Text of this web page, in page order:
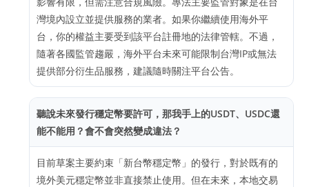
灣境內設立並提供服務的業者。如果你繼續使用海外平
台，你的權益主要受到該平台註冊地的法律管轄。不過，
隨著各國監管趨嚴，海外平台未來可能限制台灣IP或無法
提供部分衍生品服務，建議隨時關注平台公告。
聽說未來發行穩定幣要許可，那我手上的USDT、USDC還
能不能用？會不會突然變成違法？
目前草案主要約束「新台幣穩定幣」的發行，對於既有的
境外美元穩定幣並非直接禁止使用。但在未來，本地交易